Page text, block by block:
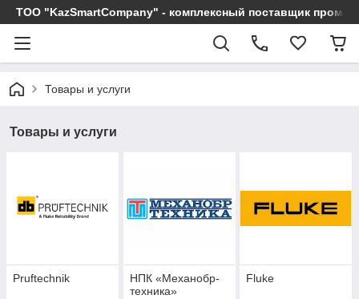
ТОО "KazSmartCompany" - комплексный поставщик
Товары и услуги
Товары и услуги
Pruftechnik
НПК «Механобр-
техника»
Fluke